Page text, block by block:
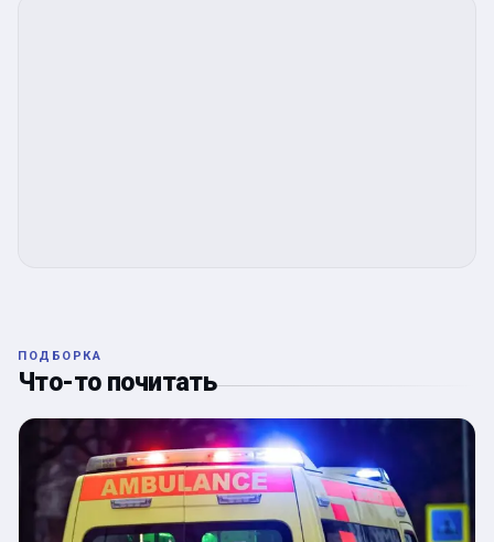
ПОДБОРКА
Что-то почитать